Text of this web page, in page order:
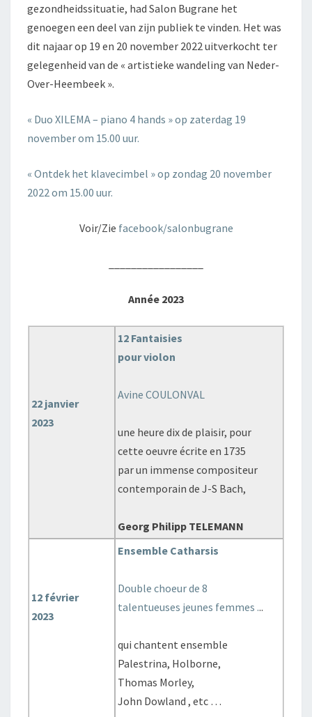
gezondheidssituatie, had Salon Bugrane het
genoegen een deel van zijn publiek te vinden. Het was
dit najaar op 19 en 20 november 2022 uitverkocht ter
gelegenheid van de « artistieke wandeling van Neder-
Over-Heembeek ».
« Duo XILEMA – piano 4 hands » op zaterdag 19
november om 15.00 uur.
« Ontdek het klavecimbel » op zondag 20 november
2022 om 15.00 uur.
Voir/Zie facebook/salonbugrane
Année 2023
22 janvier
2023
12 Fantaisies
pour violon
Avine COULONVAL
une heure dix de plaisir, pour
cette oeuvre écrite en 1735
par un immense compositeur
contemporain de J-S Bach,
Georg Philipp TELEMANN
12 février
2023
Ensemble Catharsis
Double choeur de 8
talentueuses jeunes femmes ...
qui chantent ensemble
Palestrina, Holborne,
Thomas Morley,
John Dowland , etc …